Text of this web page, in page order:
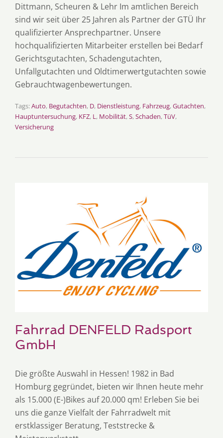
Dittmann, Scheuren & Lehr Im amtlichen Bereich
sind wir seit über 25 Jahren als Partner der GTÜ Ihr
qualifizierter Ansprechpartner. Unsere
hochqualifizierten Mitarbeiter erstellen bei Bedarf
Gerichtsgutachten, Schadengutachten,
Unfallgutachten und Oldtimerwertgutachten sowie
Gebrauchtwagenbewertungen.
Tags:Auto, Begutachten, D, Dienstleistung, Fahrzeug,Gutachten,
Hauptuntersuchung, KFZ, L, Mobilität,S,Schaden,TüV,
Versicherung
Fahrrad DENFELD Radsport
GmbH
Die größte Auswahl in Hessen! 1982 in Bad
Homburg gegründet, bieten wir Ihnen heute mehr
als 15.000 (E-)Bikes auf 20.000 qm! Erleben Sie bei
uns die ganze Vielfalt der Fahrradwelt mit
erstklassiger Beratung, Teststrecke &